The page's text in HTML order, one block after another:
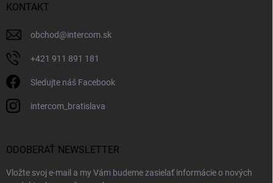
KONTAKT
obchod@intercom.sk
+421 911 891 181
Sledujte náš Facebook
intercom_bratislava
ODOBERAŤ NEWSLETTER
Vložte svoj e-mail a my Vám budeme zasielať informácie o nových